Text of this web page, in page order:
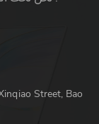
Street, Bao